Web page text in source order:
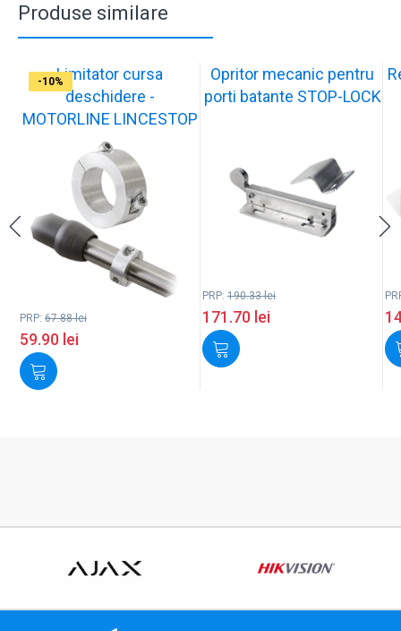
Produse similare
-12%Limitator cursa
deschidere -
MOTORLINE LINCESTOP
PRP: 67.88lei
59.90 lei
-10%
Opritor mecanic pentru
porti batante STOP-LOCK
PRP: 190.33lei
171.70 lei
-10%
-11%
-10%
-11%
-9%
-10%
-11%
-10%